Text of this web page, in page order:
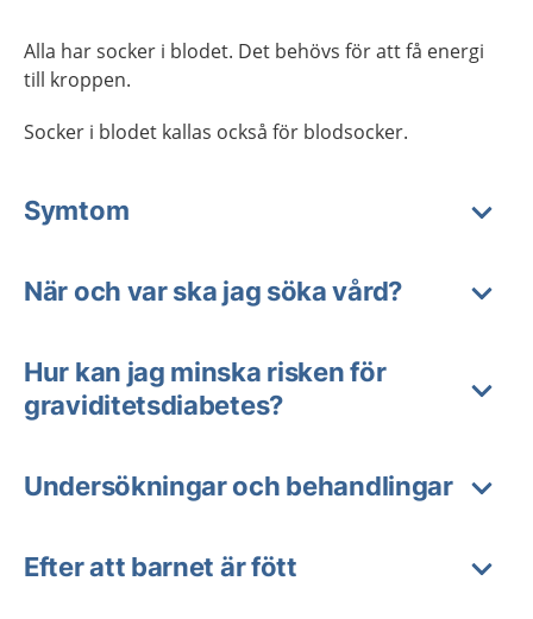
Alla har socker i blodet. Det behövs för att få energi
till kroppen.
Socker i blodet kallas också för blodsocker.
Symtom
När och var ska jag söka vård?
Hur kan jag minska risken för
graviditetsdiabetes?
Undersökningar och behandlingar
Efter att barnet är fött